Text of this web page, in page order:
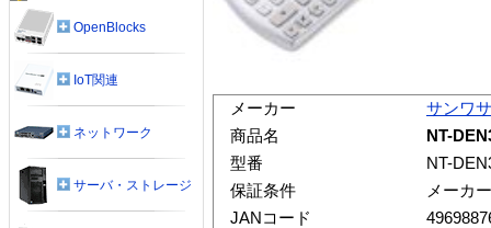
メーカー
サンワ
商品名
NT-
型番
NT-
保証条件
メーカ
JANコード
OpenBlocks
IoT関連
ネットワーク
サーバ・ストレージ